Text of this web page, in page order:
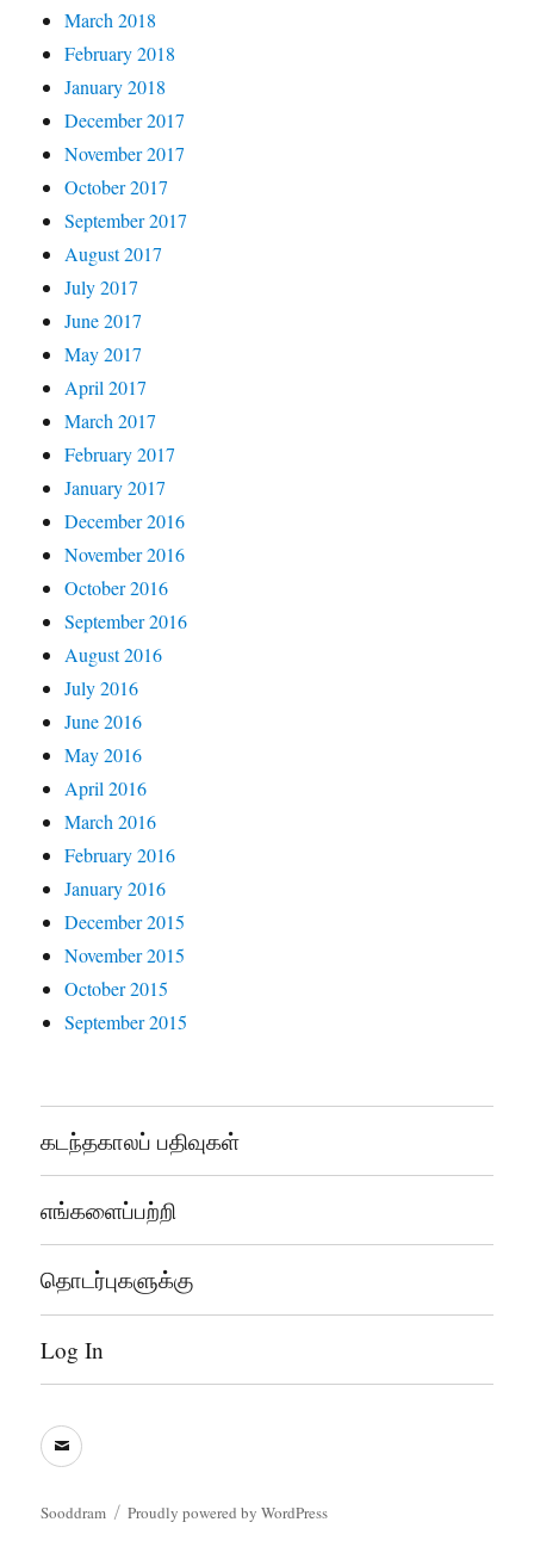
March 2018
February 2018
January 2018
December 2017
November 2017
October 2017
September 2017
August 2017
July 2017
June 2017
May 2017
April 2017
March 2017
February 2017
January 2017
December 2016
November 2016
October 2016
September 2016
August 2016
July 2016
June 2016
May 2016
April 2016
March 2016
February 2016
January 2016
December 2015
November 2015
October 2015
September 2015
கடந்தகாலப் பதிவுகள்
எங்களைப்பற்றி
தொடர்புகளுக்கு
Log In
sooddram@gmail.com
Sooddram Proudly powered by WordPress